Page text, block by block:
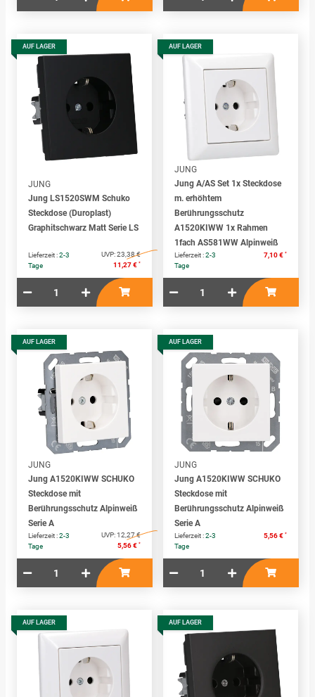
AUF LAGER
JUNG
Jung LS1520SWM Schuko
Steckdose (Duroplast)
Graphitschwarz Matt Serie LS
Lieferzeit :2-3
Tage
UVP:23,38 €
11,27 € *
AUF LAGER
JUNG
Jung A/AS Set 1x Steckdose
m. erhöhtem
Berührungsschutz
A1520KIWW 1x Rahmen
1fach AS581WW Alpinweiß
Lieferzeit :2-3
Tage
7,10 € *
AUF LAGER
JUNG
Jung A1520KIWW SCHUKO
Steckdose mit
Berührungsschutz Alpinweiß
Serie A
Lieferzeit :2-3
Tage
UVP:12,27 €
5,56 € *
AUF LAGER
JUNG
Jung A1520KIWW SCHUKO
Steckdose mit
Berührungsschutz Alpinweiß
Serie A
Lieferzeit :2-3
Tage
5,56 € *
AUF LAGER AUF LAGER